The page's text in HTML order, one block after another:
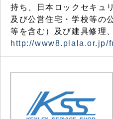
持ち、日本ロックセキュ
及び公営住宅・学校等の
等を含む）及び建具修理
http://www8.plala.or.jp/